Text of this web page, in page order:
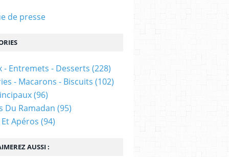
AUSSI :
de presse
- Entremets - Desserts (228)
- Macarons - Biscuits (102)
(96)
Du Ramadan (95)
Apéros (94)